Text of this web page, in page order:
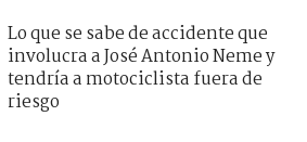
Lo que se sabe de accidente que
involucra a José Antonio Neme y
tendría a motociclista fuera de
riesgo